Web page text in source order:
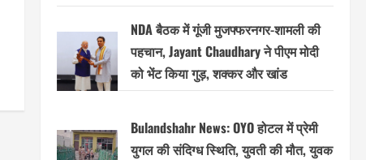
NDA बैठक में गूंजी मुजफ्फरनगर-शामली की
पहचान, Jayant Chaudhary ने पीएम मोदी
को भेंट किया गुड़, शक्कर और खांड
Bulandshahr News: OYO होटल में प्रेमी
युगल की संदिग्ध स्थिति, युवती की मौत, युवक